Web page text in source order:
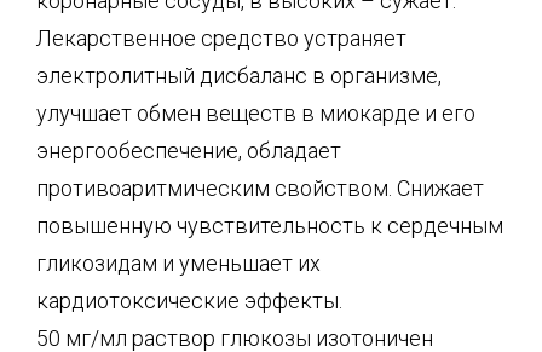
Лекарственное средство устраняет
электролитный дисбаланс в организме,
улучшает обмен веществ в миокарде и его
энергообеспечение, обладает
противоаритмическим свойством. Снижает
повышенную чувствительность к сердечным
гликозидам и уменьшает их
кардиотоксические эффекты.
50 мг/мл раствор глюкозы изотоничен